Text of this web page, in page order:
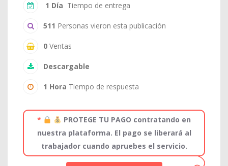
1 Día Tiempo de entrega
511 Personas vieron esta publicación
0 Ventas
Descargable
1 Hora Tiempo de respuesta
*
PROTEGE TU PAGO contratando en
nuestra plataforma. El pago se liberará al
trabajador cuando apruebes el servicio.